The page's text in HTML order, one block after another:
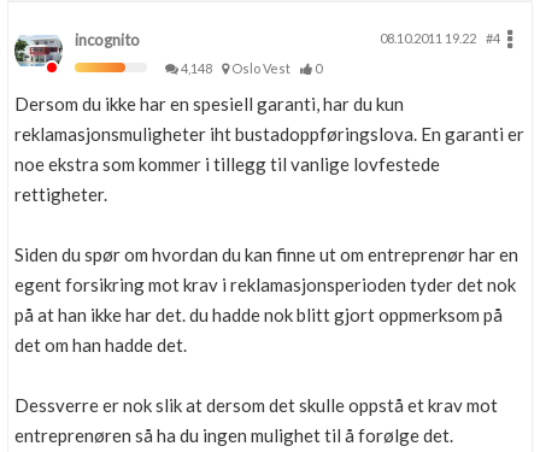
incognito 08.10.2011 19.22
#4
4,148
Oslo Vest 0
Dersom du ikke har en spesiell garanti, har du kun
reklamasjonsmuligheter iht bustadoppføringslova. En garanti er
noe ekstra som kommer i tillegg til vanlige lovfestede
rettigheter.
Siden du spør om hvordan du kan finne ut om entreprenør har en
egent forsikring mot krav i reklamasjonsperioden tyder det nok
på at han ikke har det. du hadde nok blitt gjort oppmerksom på
det om han hadde det.
Dessverre er nok slik at dersom det skulle oppstå et krav mot
entreprenøren så ha du ingen mulighet til å forølge det.